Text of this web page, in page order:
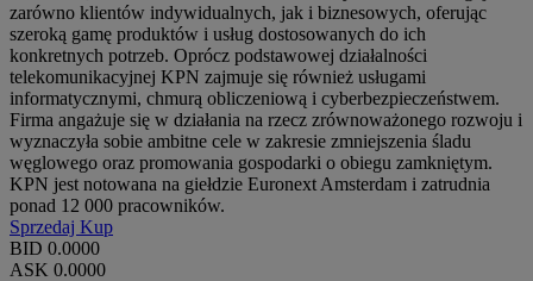
zarówno klientów indywidualnych, jak i biznesowych, oferując
szeroką gamę produktów i usług dostosowanych do ich
konkretnych potrzeb. Oprócz podstawowej działalności
telekomunikacyjnej KPN zajmuje się również usługami
informatycznymi, chmurą obliczeniową i cyberbezpieczeństwem.
Firma angażuje się w działania na rzecz zrównoważonego rozwoju i
wyznaczyła sobie ambitne cele w zakresie zmniejszenia śladu
węglowego oraz promowania gospodarki o obiegu zamkniętym.
KPN jest notowana na giełdzie Euronext Amsterdam i zatrudnia
ponad 12 000 pracowników.
Sprzedaj Kup
BID 0.0000
ASK 0.0000